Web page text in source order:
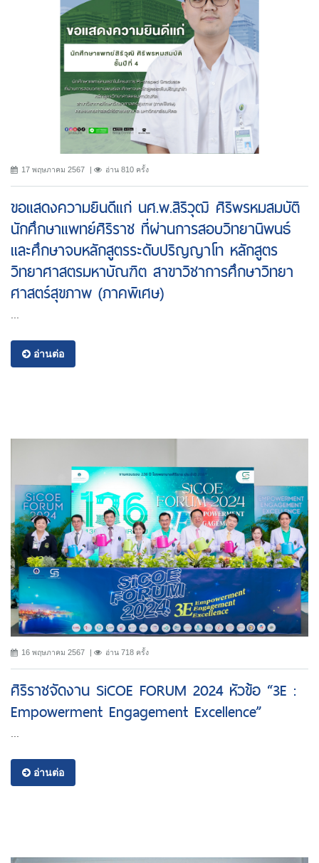
17 พฤษภาคม 2567 อ่าน 810 ครั้ง
ขอแสดงความยินดีแก่ นศ.พ.สิริวุฒิ ศิริพรหมสมบัติ
นักศึกษาแพทย์ศิริราช ที่ผ่านการสอบวิทยานิพนธ์
และศึกษาจบหลักสูตรระดับปริญญาโท หลักสูตร
วิทยาศาสตรมหาบัณฑิต สาขาวิชาการศึกษาวิทยา
ศาสตร์สุขภาพ (ภาคพิเศษ)
อ่านต่อ
16 พฤษภาคม 2567 อ่าน 718 ครั้ง
ศิริราชจัดงาน SiCOE FORUM 2024 หัวข้อ “3E :
Empowerment Engagement Excellence”
อ่านต่อ